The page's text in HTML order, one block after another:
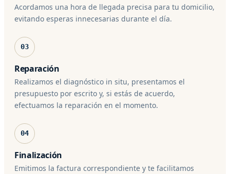
Acordamos una hora de llegada precisa para tu domicilio,
evitando esperas innecesarias durante el día.
03
Reparación
Realizamos el diagnóstico in situ, presentamos el
presupuesto por escrito y, si estás de acuerdo,
efectuamos la reparación en el momento.
04
Finalización
Emitimos la factura correspondiente y te facilitamos